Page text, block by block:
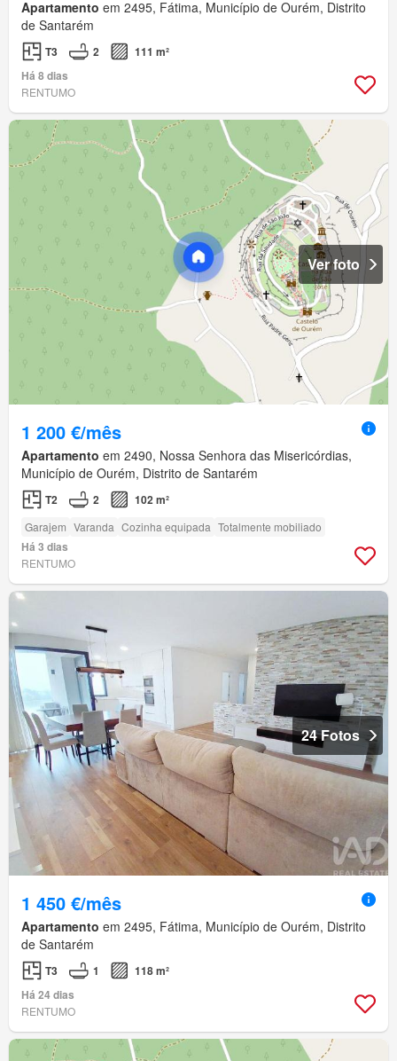
Apartamento em 2495, Fátima, Município de Ourém, Distrito
de Santarém
T3 2
111 m²
Há 8 dias
RENTUMO
Ver foto
1 200 €/mês
Apartamento em 2490, Nossa Senhora das Misericórdias,
Município de Ourém, Distrito de Santarém
T2 2 102 m²
Garajem Varanda Cozinha equipada Totalmente mobiliado
Há 3 dias
RENTUMO
24 Fotos
1 450 €/mês
Apartamento em 2495, Fátima, Município de Ourém, Distrito
de Santarém
T3 1
118 m²
Há 24 dias
RENTUMO